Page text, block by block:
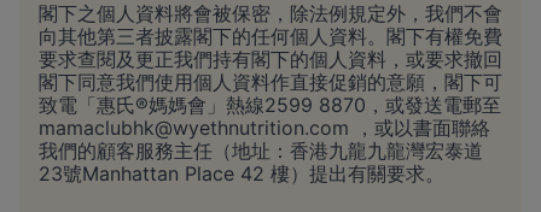
閣下之個人資料將會被保密，除法例規定外，我們不會
向其他第三者披露閣下的任何個人資料。閣下有權免費
要求查閱及更正我們持有閣下的個人資料，或要求撤回
閣下同意我們使用個人資料作直接促銷的意願，閣下可
致電「惠氏®媽媽會」熱線2599 8870，或發送電郵至
mamaclubhk@wyethnutrition.com
，或以書面聯絡
我們的顧客服務主任（地址：香港九龍九龍灣宏泰道
23號Manhattan Place 42 樓）提出有關要求。